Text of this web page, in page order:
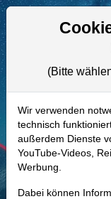
A2P8CE |
Aktie
Realtime-Aktienkurs:
- - -
-
(Bitte
Wir verwenden
technisch
außerdem Dienste
YouTube-Videos,
Werbung.
Dabei können